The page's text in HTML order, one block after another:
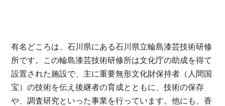
有名どころは、石川県にある石川県立輪島漆芸技術研修
所です。この輪島漆芸技術研修所は文化庁の助成を得て
設置された施設で、主に重要無形文化財保持者（人間国
宝）の技術を伝え後継者の育成とともに、技術の保存
や、調査研究といった事業を行っています。他にも、香